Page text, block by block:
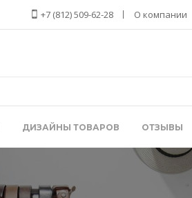
+7 (812) 509-62-28 О компании
ДИЗАЙНЫ ТОВАРОВ ОТЗЫВЫ